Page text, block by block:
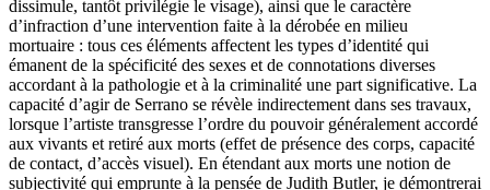
dissimule, tantôt privilégie le visage), ainsi que le caractère
d’infraction d’une intervention faite à la dérobée en milieu
mortuaire : tous ces éléments affectent les types d’identité qui
émanent de la spécificité des sexes et de connotations diverses
accordant à la pathologie et à la criminalité une part significative. La
capacité d’agir de Serrano se révèle indirectement dans ses travaux,
lorsque l’artiste transgresse l’ordre du pouvoir généralement accordé
aux vivants et retiré aux morts (effet de présence des corps, capacité
de contact, d’accès visuel). En étendant aux morts une notion de
subjectivité qui emprunte à la pensée de Judith Butler, je démontrerai